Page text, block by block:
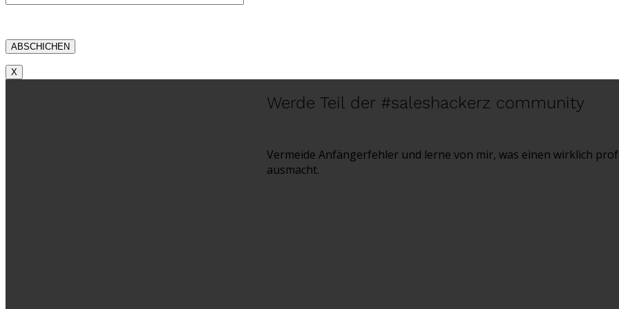
X
Werde Teil der #saleshackerz community
Vermeide Anfängerfehler und lerne von mir, was einen wirklich
ausmacht.